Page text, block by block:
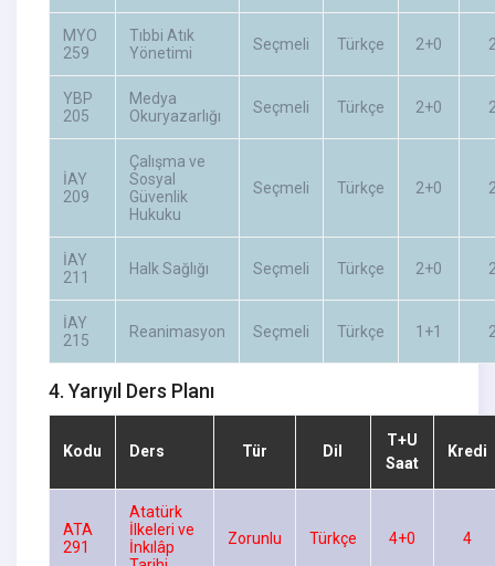
MYO
259
Tıbbi Atık
Yönetimi
Seçmeli Türkçe 2+0
YBP
205
Medya
Okuryazarlığı
Seçmeli Türkçe 2+0
İAY
209
Çalışma ve
Sosyal
Güvenlik
Hukuku
Seçmeli Türkçe 2+0
İAY
211
Halk Sağlığı Seçmeli Türkçe 2+0
İAY
215
Reanimasyon Seçmeli Türkçe 1+1
4. Yarıyıl Ders Planı
Kodu Ders Tür Dil
T+U
Saat
Kredi
ATA
291
Atatürk
İlkeleri ve
İnkılâp
Zorunlu Türkçe 4+0 4